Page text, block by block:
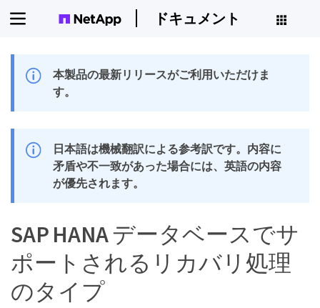
ドキュメント
本製品の最新リリースがご利用いただけま
す。
日本語は機械翻訳による参考訳です。内容に
矛盾や不一致があった場合には、英語の内容
が優先されます。
SAP HANA データベースでサ
ポートされるリカバリ処理
のタイプ